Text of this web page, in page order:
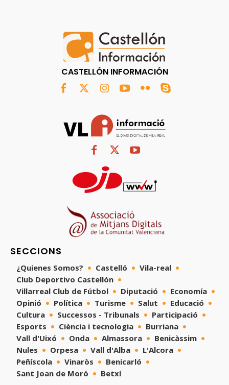
CASTELLÓN INFORMACIÓN
SECCIONS
¿Quienes Somos? Castelló
Vila-real
Club Deportivo Castellón
Villarreal Club de Fútbol
Diputació
Economía
Opinió
Política Turisme Salut
Educació
Cultura
Successos - Tribunals
Participació
Esports
Ciència i tecnologia
Burriana
Vall d'Uixó
Onda Almassora
Benicàssim
Nules
Orpesa Vall d'Alba
L'Alcora
Peñíscola
Vinaròs
Benicarló
Sant Joan de Moró
Betxí